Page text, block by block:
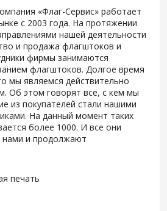
«Флаг-Сервис» работает
с 2003 года. На протяжении
нашей деятельности
и продажа флагштоков и
фирмы занимаются
флагштоков. Долгое время
мы являемся действительно
Об этом говорят все, с кем мы
из покупателей стали нашими
На данный момент таких
более 1000. И все они
и продолжают
печать